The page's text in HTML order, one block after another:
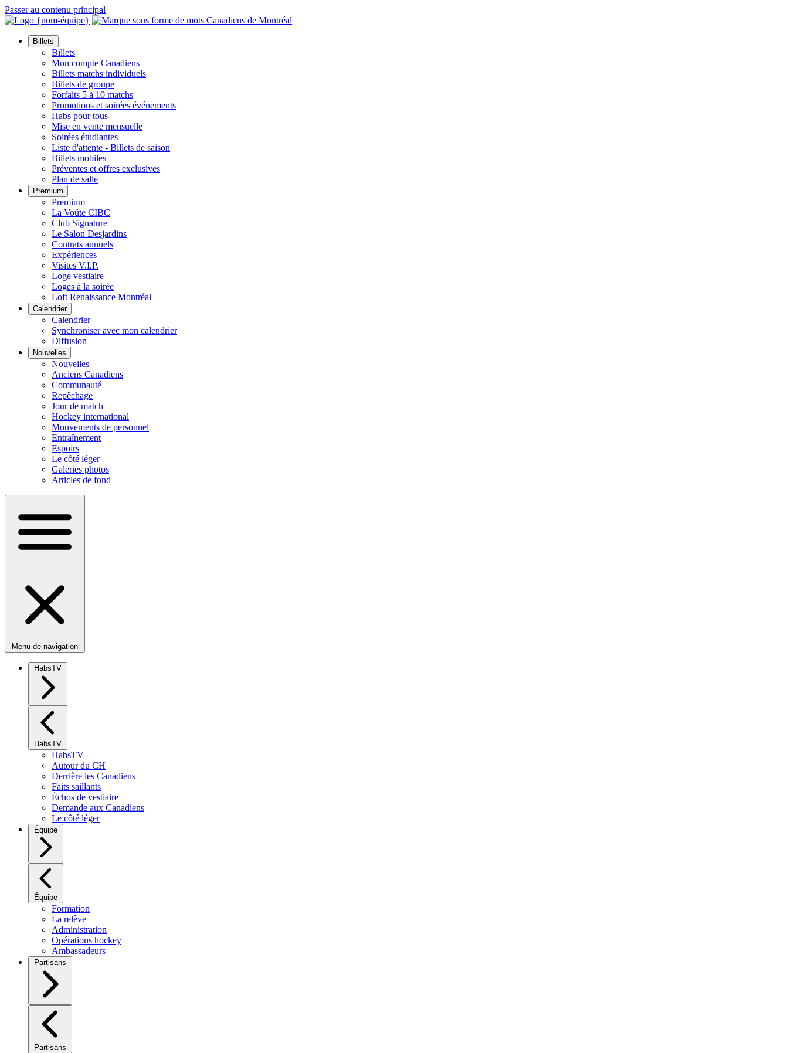
Passer au contenu principal
Billets
Billets
Mon compte Canadiens
Billets matchs individuels
Billets de groupe
Forfaits 5 à 10 matchs
Promotions et soirées événements
Habs pour tous
Mise en vente mensuelle
Soirées étudiantes
Liste d'attente - Billets de saison
Billets mobiles
Préventes et offres exclusives
Plan de salle
Premium
Premium
La Voûte CIBC
Club Signature
Le Salon Desjardins
Contrats annuels
Expériences
Visites V.I.P.
Loge vestiaire
Loges à la soirée
Loft Renaissance Montréal
Calendrier
Calendrier
Synchroniser avec mon calendrier
Diffusion
Nouvelles
Nouvelles
Anciens Canadiens
Communauté
Repêchage
Jour de match
Hockey international
Mouvements de personnel
Entraînement
Espoirs
Le côté léger
Galeries photos
Articles de fond
Menu de navigation
HabsTV
HabsTV
HabsTV
Autour du CH
Derrière les Canadiens
Faits saillants
Échos de vestiaire
Demande aux Canadiens
Le côté léger
Équipe
Équipe
Formation
La relève
Administration
Opérations hockey
Ambassadeurs
Partisans
Partisans